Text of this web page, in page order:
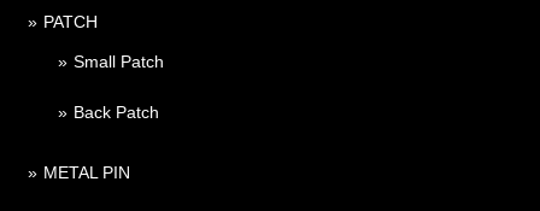
PATCH
Small Patch
Back Patch
METAL PIN